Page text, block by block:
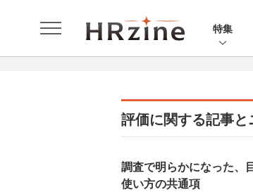
特集
評価に関する記事と
調査で明らかになった、
使い方の共通項